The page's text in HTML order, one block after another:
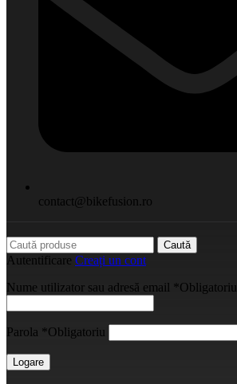
contact@bikefusion.ro
Caută
Autentificare Creați un cont
Nume utilizator sau adresă email *Obligatoriu
Parola *Obligatoriu
Logare